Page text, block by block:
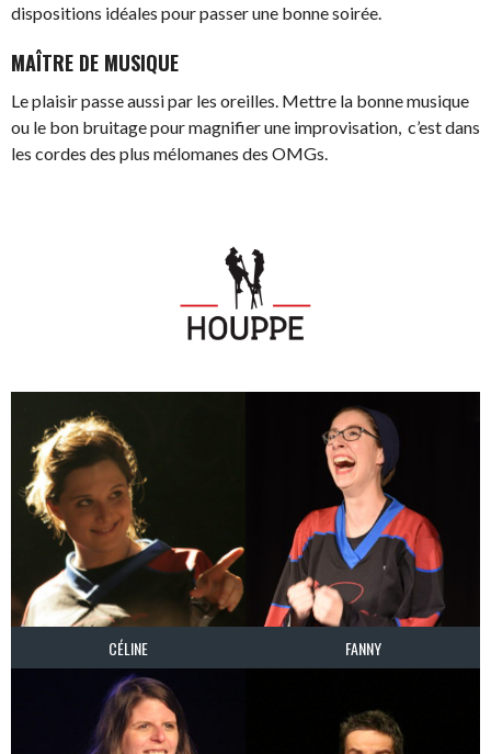
dispositions idéales pour passer une bonne soirée.
MAÎTRE DE MUSIQUE
Le plaisir passe aussi par les oreilles. Mettre la bonne musique
ou le bon bruitage pour magnifier une improvisation, c’est dans
les cordes des plus mélomanes des OMGs.
CÉLINE FANNY